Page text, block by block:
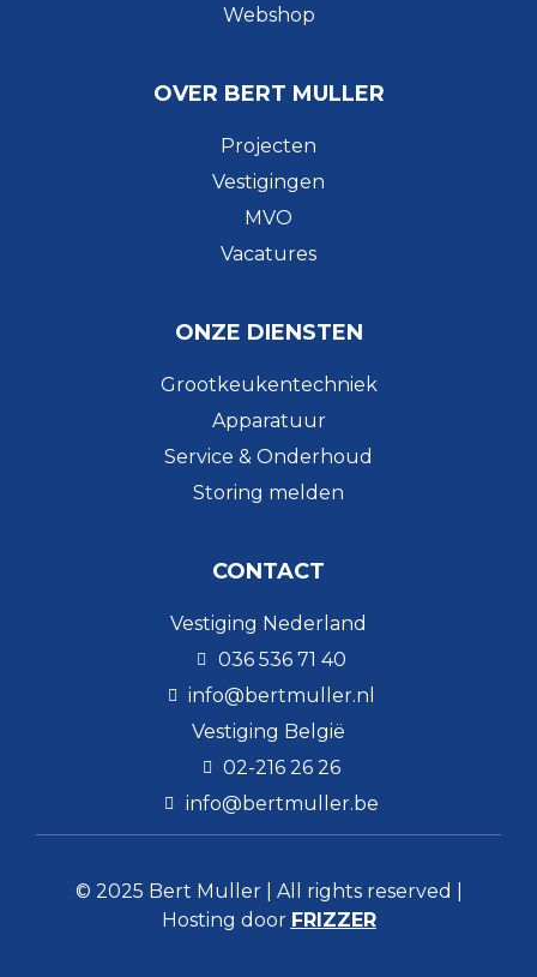
Webshop
OVER BERT MULLER
Projecten
Vestigingen
MVO
Vacatures
ONZE DIENSTEN
Grootkeukentechniek
Apparatuur
Service & Onderhoud
Storing melden
CONTACT
Vestiging Nederland
036 536 71 40
info@bertmuller.nl
Vestiging België
02-216 26 26
info@bertmuller.be
© 2025 Bert Muller | All rights reserved |
Hosting door FRIZZER